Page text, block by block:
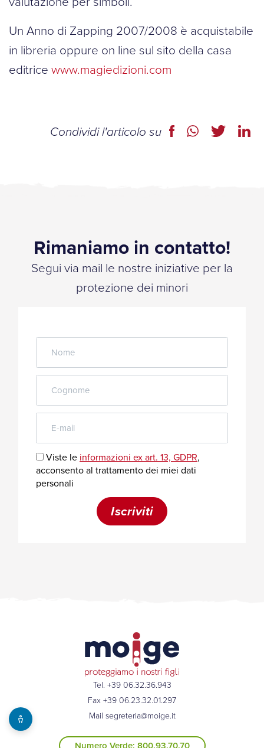
Un Anno di Zapping 2007/2008 è acquistabile
in libreria oppure on line sul sito della casa
editrice www.magiedizioni.com
Condividi l'articolo su
Rimaniamo in contatto!
Segui via mail le nostre iniziative per la
protezione dei minori
Tel. +39 06.32.36.943
Fax +39 06.23.32.01.297
Mail segreteria@moige.it